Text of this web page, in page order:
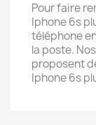
Pour faire
Iphone 6s
téléphone
la poste.
proposent
Iphone 6s